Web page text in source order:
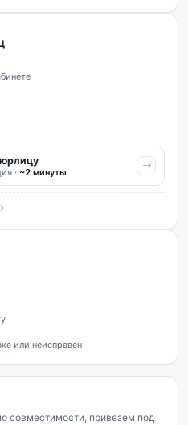
· ~2 минуты
или неисправен
совместимости, привезем под